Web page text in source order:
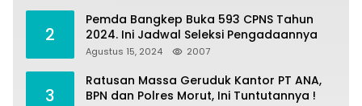
2
Pemda Bangkep Buka 593 CPNS Tahun
2024. Ini Jadwal Seleksi Pengadaannya
Agustus 15, 2024 2007
3
Ratusan Massa Geruduk Kantor PT ANA,
BPN dan Polres Morut, Ini Tuntutannya !